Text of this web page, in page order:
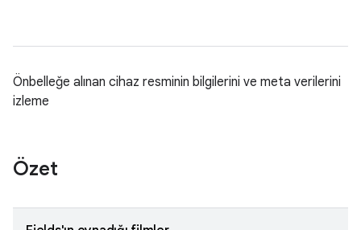
Önbelleğe alınan cihaz resminin bilgilerini ve meta verilerini
izleme
Özet